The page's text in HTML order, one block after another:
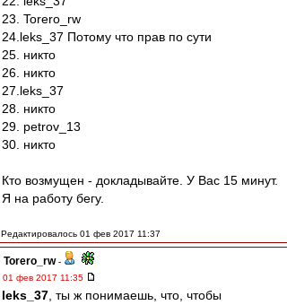
23. Torero_rw
24.leks_37 Потому что прав по сути
25. никто
26. никто
27.leks_37
28. никто
29. petrov_13
30. никто
Кто возмущен - докладывайте. У Вас 15 минут.
Я на работу бегу.
Редактировалось 01 фев 2017 11:37
Torero_rw-
01 фев 2017 11:35
leks_37 , ты ж понимаешь, что, чтобы